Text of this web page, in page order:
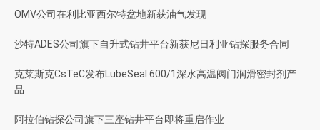
OMV公司在利比亚西尔特盆地新获油气发现
沙特ADES公司旗下自升式钻井平台新获尼日利亚钻探服务合同
克莱斯克CsTeC发布LubeSeal 600/1深水高温阀门润滑密封剂产
品
阿拉伯钻探公司旗下三座钻井平台即将重启作业